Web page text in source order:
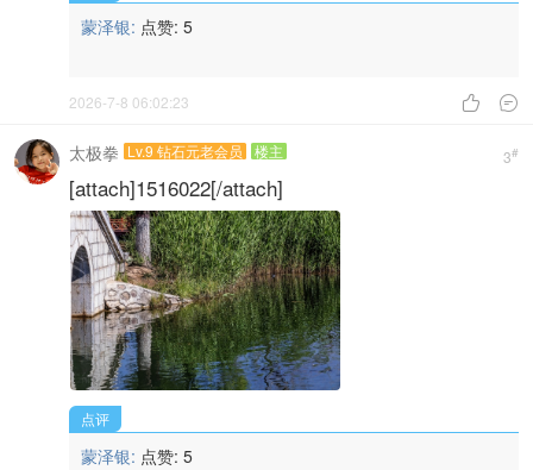
蒙泽银: 点赞: 5
 
2026-7-8 06:02:23
3#
太极拳 Lv.9 钻石元老会员 楼主
[attach]1516022[/attach]
点评
蒙泽银: 点赞: 5